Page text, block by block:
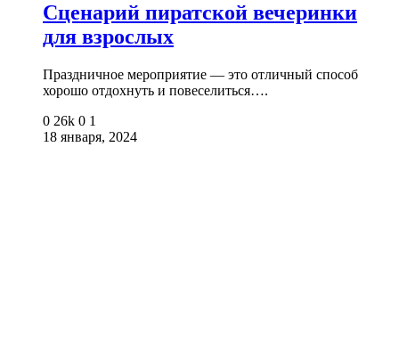
Сценарий пиратской вечеринки
для взрослых
Праздничное мероприятие — это отличный способ
хорошо отдохнуть и повеселиться….
0 26k 0 1
18 января, 2024